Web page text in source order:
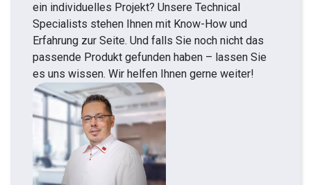
ein individuelles Projekt? Unsere Technical
Specialists stehen Ihnen mit Know-How und
Erfahrung zur Seite. Und falls Sie noch nicht das
passende Produkt gefunden haben – lassen Sie
es uns wissen. Wir helfen Ihnen gerne weiter!